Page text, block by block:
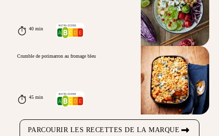
40 min
Crumble de potimarron au fromage bleu
45 min
PARCOURIR LES RECETTES DE LA MARQUE